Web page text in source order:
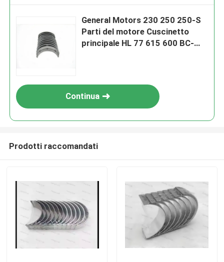
General Motors 230 250 250-S
Parti del motore Cuscinetto
principale HL 77 615 600 BC-
Continua
Prodotti raccomandati